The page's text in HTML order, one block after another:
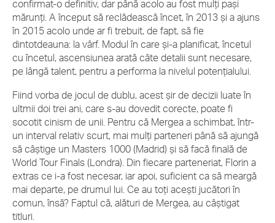
confirmat-o definitiv, dar până acolo au fost mulţi paşi
mărunţi. A început să reclădească încet, în 2013 şi a ajuns
în 2015 acolo unde ar fi trebuit, de fapt, să fie
dintotdeauna: la vârf. Modul în care şi-a planificat, încetul
cu încetul, ascensiunea arată câte detalii sunt necesare,
pe lângă talent, pentru a performa la nivelul potenţialului.
Fiind vorba de jocul de dublu, acest şir de decizii luate în
ultmii doi trei ani, care s-au dovedit corecte, poate fi
socotit cinism de unii. Pentru că Mergea a schimbat, într-
un interval relativ scurt, mai mulţi parteneri până să ajungă
să câştige un Masters 1000 (Madrid) şi să facă finală de
World Tour Finals (Londra). Din fiecare parteneriat, Florin a
extras ce i-a fost necesar, iar apoi, suficient ca să meargă
mai departe, pe drumul lui. Ce au toţi aceşti jucători în
comun, însă? Faptul că, alături de Mergea, au câştigat
titluri.